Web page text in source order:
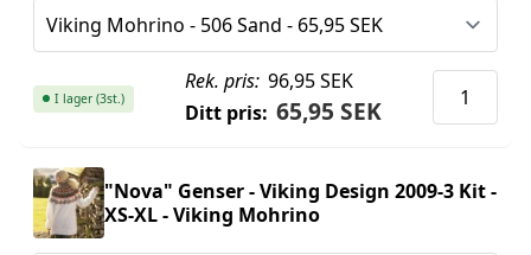
Rek. pris: 96,95 SEK
Ditt pris: 65,95 SEK
I lager (3st.)
"Nova" Genser - Viking Design 2009-3 Kit -
XS-XL - Viking Mohrino